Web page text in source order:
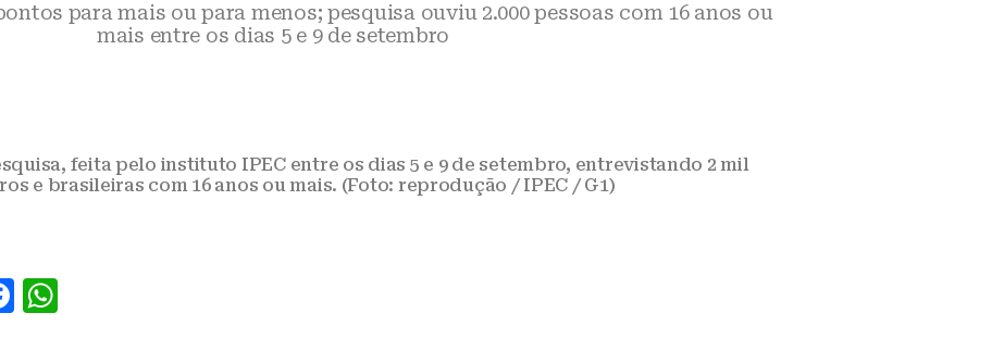
para mais ou para menos; pesquisa ouviu 2.000 pessoas com 16 anos ou
mais entre os dias 5 e 9 de setembro
feita pelo instituto IPEC entre os dias 5 e 9 de setembro, entrevistando 2 mil
e brasileiras com 16 anos ou mais. (Foto: reprodução / IPEC / G1)
F